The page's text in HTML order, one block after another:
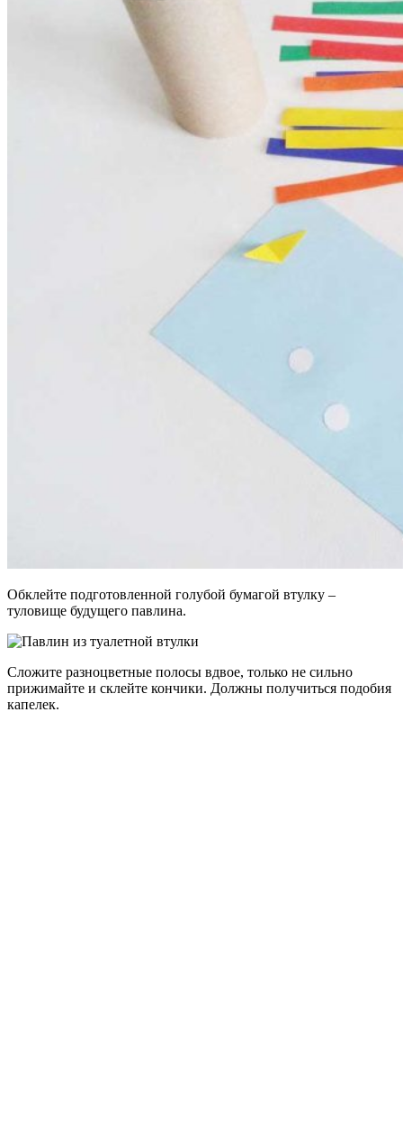
Обклейте подготовленной голубой бумагой втулку –
туловище будущего павлина.
Сложите разноцветные полосы вдвое, только не сильно
прижимайте и склейте кончики. Должны получиться подобия
капелек.